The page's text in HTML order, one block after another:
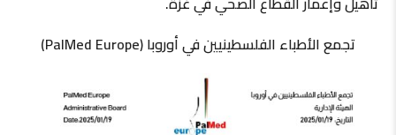
تجمع الأطباء الفلسطينيين في أوروبا (PalMed Europe)